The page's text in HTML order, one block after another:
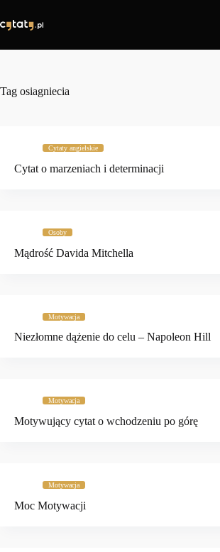
treści
Tag osiagniecia
Cytaty angielskie
Cytat o marzeniach i determinacji
Osoby
Mądrość Davida Mitchella
Motywacja
Niezłomne dążenie do celu – Napoleon Hill
Motywacja
Motywujący cytat o wchodzeniu po górę
Motywacja
Moc Motywacji